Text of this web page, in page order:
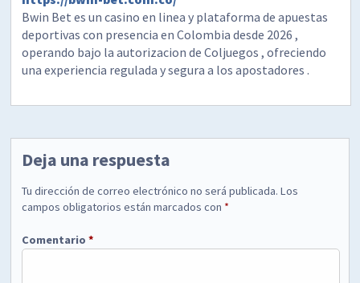
Bwin Bet es un casino en linea y plataforma de apuestas
deportivas con presencia en Colombia desde 2026 ,
operando bajo la autorizacion de Coljuegos , ofreciendo
una experiencia regulada y segura a los apostadores .
Deja una respuesta
Tu dirección de correo electrónico no será publicada. Los
campos obligatorios están marcados con *
Comentario*